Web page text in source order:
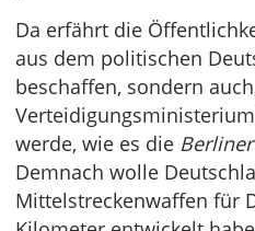
Da erfährt die
aus dem politischen
beschaffen, sondern
werde, wie es die
Demnach wolle
Mittelstreckenwaffen für